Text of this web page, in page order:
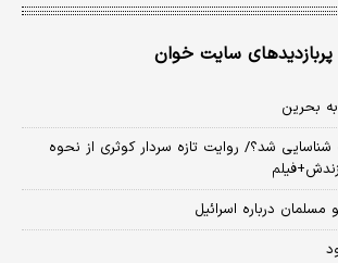
پربازدیدهای سایت خوان
بحرین
شناسایی شد؟/ روایت تازه سردار کوثری از نحوه
درباره اسرائیل